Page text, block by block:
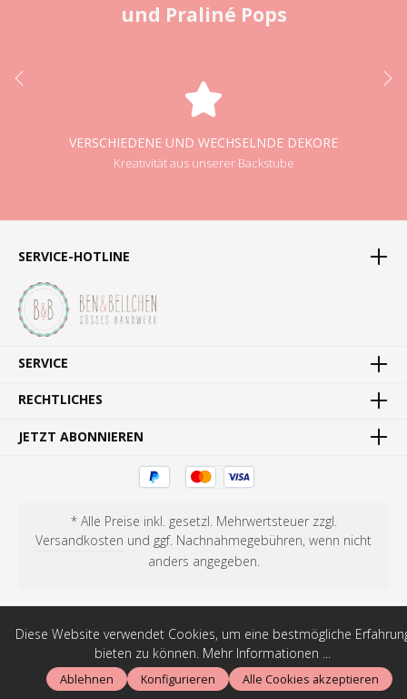
und Praliné Pops
VERSCHIEDENE UND WECHSELNDE DEKORE
Kreativität aus unserer Backstube
SERVICE-HOTLINE
SERVICE
RECHTLICHES
JETZT ABONNIEREN
* Alle Preise inkl. gesetzl. Mehrwertsteuer zzgl.
Versandkosten und ggf. Nachnahmegebühren, wenn nicht
anders angegeben.
Diese Website verwendet Cookies, um eine bestmögliche
bieten zu können. Mehr Informationen ...
Ablehnen Konfigurieren Alle Cookies akzeptieren